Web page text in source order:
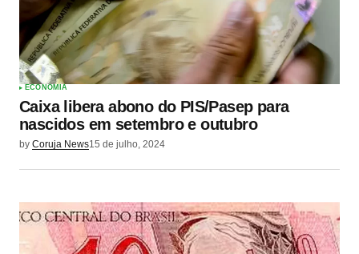
ECONOMIA
Caixa libera abono do PIS/Pasep para
nascidos em setembro e outubro
by Coruja News15 de julho, 2024